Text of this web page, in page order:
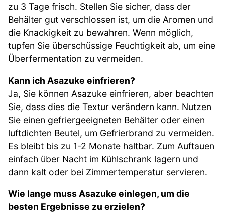
zu 3 Tage frisch. Stellen Sie sicher, dass der
Behälter gut verschlossen ist, um die Aromen und
die Knackigkeit zu bewahren. Wenn möglich,
tupfen Sie überschüssige Feuchtigkeit ab, um eine
Überfermentation zu vermeiden.
Kann ich Asazuke einfrieren?
Ja, Sie können Asazuke einfrieren, aber beachten
Sie, dass dies die Textur verändern kann. Nutzen
Sie einen gefriergeeigneten Behälter oder einen
luftdichten Beutel, um Gefrierbrand zu vermeiden.
Es bleibt bis zu 1-2 Monate haltbar. Zum Auftauen
einfach über Nacht im Kühlschrank lagern und
dann kalt oder bei Zimmertemperatur servieren.
Wie lange muss Asazuke einlegen, um die
besten Ergebnisse zu erzielen?